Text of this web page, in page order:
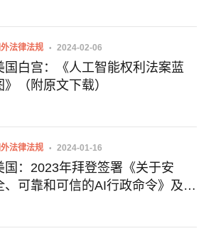
外法律法规 2024-02-06
国白宫：《人工智能权利法案蓝
》（附原文下载）
外法律法规 2024-01-16
国：2023年拜登签署《关于安
、可靠和可信的AI行政命令》及全